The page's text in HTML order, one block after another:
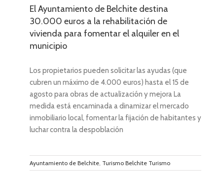
El Ayuntamiento de Belchite destina
30.000 euros a la rehabilitación de
vivienda para fomentar el alquiler en el
municipio
Los propietarios pueden solicitar las ayudas (que
cubren un máximo de 4.000 euros) hasta el 15 de
agosto para obras de actualización y mejora La
medida está encaminada a dinamizar el mercado
inmobiliario local, fomentar la fijación de habitantes y
luchar contra la despoblación
Ayuntamiento de Belchite, Turismo Belchite Turismo